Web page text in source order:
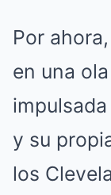
Por
en una
y su
los